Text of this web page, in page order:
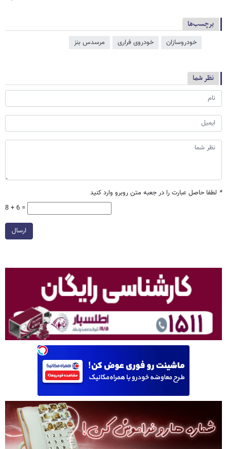
برچسب‌ها
خودروسازان خودروی فراری مرسدس بنز
نظر شما
* لطفا حاصل عبارت را در جعبه متن روبرو وارد کنید
8 + 6 =
ارسال